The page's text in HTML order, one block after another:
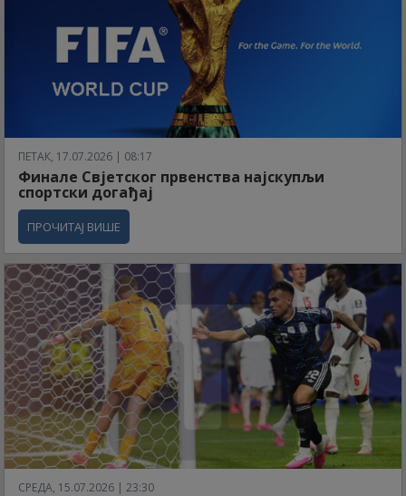
ПЕТАК, 17.07.2026 | 08:17
Финале Свјетског првенства најскупљи
спортски догађај
ПРОЧИТАЈ ВИШЕ
СРЕДА, 15.07.2026 | 23:30